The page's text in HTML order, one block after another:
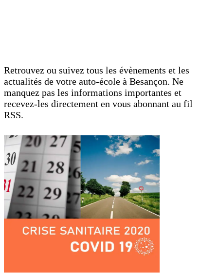
Retrouvez ou suivez tous les évènements et les
actualités de votre auto-école à Besançon. Ne
manquez pas les informations importantes et
recevez-les directement en vous abonnant au fil
RSS.